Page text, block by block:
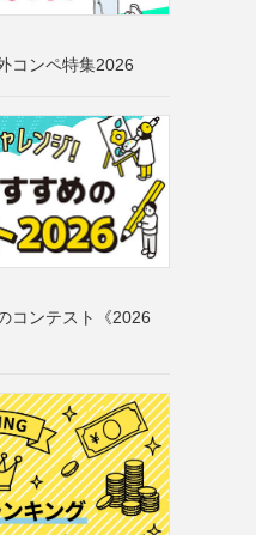
コンペ特集2026
コンテスト《2026